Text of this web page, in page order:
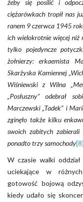
żeby się posilić i
ciężarówkach tropił nas
ranem 9 czerwca 1945
ich wielokrotnie więcej niż
tylko pojedyncze
żołnierzy: erkaemista
Skarżyska Kamiennej
Wiśniewski z Wilna
„Posłuszny” odebrał
Marczewski „Tadek” i
zginęło także kilku
swoich zabitych
ponadto trzy samochody[8]
W czasie walki
uciekające w
gotowość bojową
kiedy udało się